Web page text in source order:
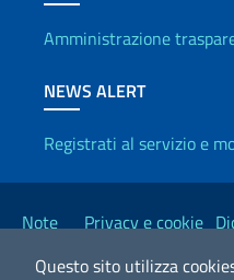
Questo sito utilizza
Amministrazione
NEWS ALERT
Registrati al servizio e
Link Utili
Note
Privacy e cookie